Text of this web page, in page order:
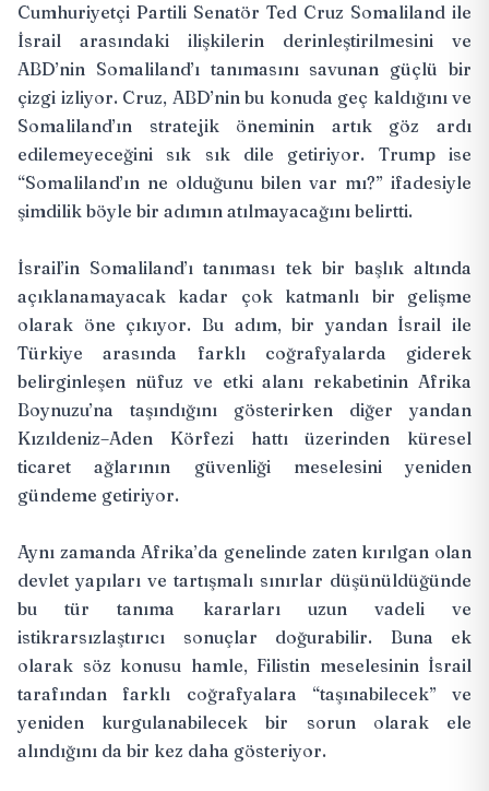
Cumhuriyetçi Partili Senatör Ted Cruz Somaliland ile
İsrail arasındaki ilişkilerin derinleştirilmesini ve
ABD’nin Somaliland’ı tanımasını savunan güçlü bir
çizgi izliyor. Cruz, ABD’nin bu konuda geç kaldığını ve
Somaliland’ın stratejik öneminin artık göz ardı
edilemeyeceğini sık sık dile getiriyor. Trump ise
“Somaliland’ın ne olduğunu bilen var mı?” ifadesiyle
şimdilik böyle bir adımın atılmayacağını belirtti.
İsrail’in Somaliland’ı tanıması tek bir başlık altında
açıklanamayacak kadar çok katmanlı bir gelişme
olarak öne çıkıyor. Bu adım, bir yandan İsrail ile
Türkiye arasında farklı coğrafyalarda giderek
belirginleşen nüfuz ve etki alanı rekabetinin Afrika
Boynuzu’na taşındığını gösterirken diğer yandan
Kızıldeniz–Aden Körfezi hattı üzerinden küresel
ticaret ağlarının güvenliği meselesini yeniden
gündeme getiriyor.
Aynı zamanda Afrika’da genelinde zaten kırılgan olan
devlet yapıları ve tartışmalı sınırlar düşünüldüğünde
bu tür tanıma kararları uzun vadeli ve
istikrarsızlaştırıcı sonuçlar doğurabilir. Buna ek
olarak söz konusu hamle, Filistin meselesinin İsrail
tarafından farklı coğrafyalara “taşınabilecek” ve
yeniden kurgulanabilecek bir sorun olarak ele
alındığını da bir kez daha gösteriyor.